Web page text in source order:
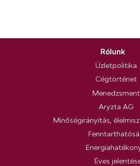
Rólunk
Üzletpolitika
Cégtörténet
Menedzsment
Aryzta AG
Minőségirányítás,
Éves